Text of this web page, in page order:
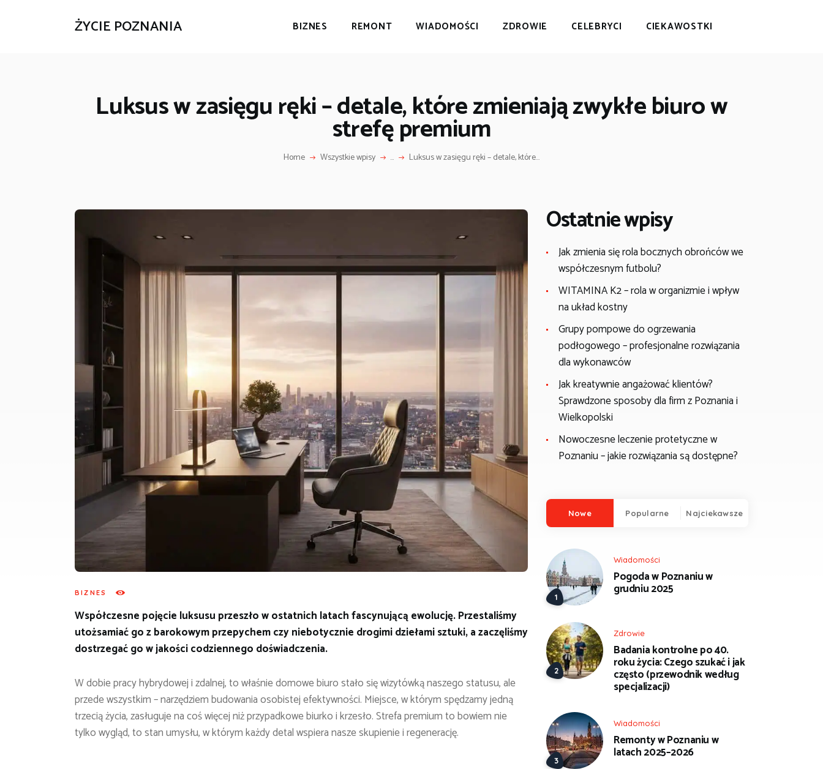
ŻYCIE POZNANIA BIZNES REMONT WIADOMOŚCI ZDROWIE CELEBRYCI CIEKAWOSTKI
Luksus w zasięgu ręki – detale, które zmieniają zwykłe biuro w
strefę premium
Home Wszystkie wpisy ... Luksus w zasięgu ręki – detale, które...
REMONT
CELEBRYCI
CIEKAWOSTKI
BIZNES
Współczesne pojęcie luksusu przeszło w ostatnich latach fascynującą ewolucję. Przestaliśmy
utożsamiać go z barokowym przepychem czy niebotycznie drogimi dziełami sztuki, a zaczęliśmy
dostrzegać go w jakości codziennego doświadczenia.
W dobie pracy hybrydowej i zdalnej, to właśnie domowe biuro stało się wizytówką naszego statusu, ale
przede wszystkim – narzędziem budowania osobistej efektywności. Miejsce, w którym spędzamy jedną
trzecią życia, zasługuje na coś więcej niż przypadkowe biurko i krzesło. Strefa premium to bowiem nie
tylko wygląd, to stan umysłu, w którym każdy detal wspiera nasze skupienie i regenerację.
Ostatnie wpisy
Jak zmienia się rola bocznych obrońców we
współczesnym futbolu?
WITAMINA K2 – rola w organizmie i wpływ
na układ kostny
Grupy pompowe do ogrzewania
podłogowego – profesjonalne rozwiązania
dla wykonawców
Jak kreatywnie angażować klientów?
Sprawdzone sposoby dla firm z Poznania i
Wielkopolski
Nowoczesne leczenie protetyczne w
Poznaniu – jakie rozwiązania są dostępne?
Nowe Popularne Najciekawsze
Wiadomości
Pogoda w Poznaniu w
grudniu 2025
Zdrowie
Badania kontrolne po 40.
roku życia: Czego szukać i jak
często (przewodnik według
specjalizacji)
Wiadomości
Remonty w Poznaniu w
latach 2025–2026